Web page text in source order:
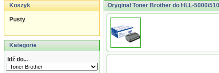
Koszyk
Pusty
Kategorie
Idź do...
Oryginał Toner Brother do HLL-5000/